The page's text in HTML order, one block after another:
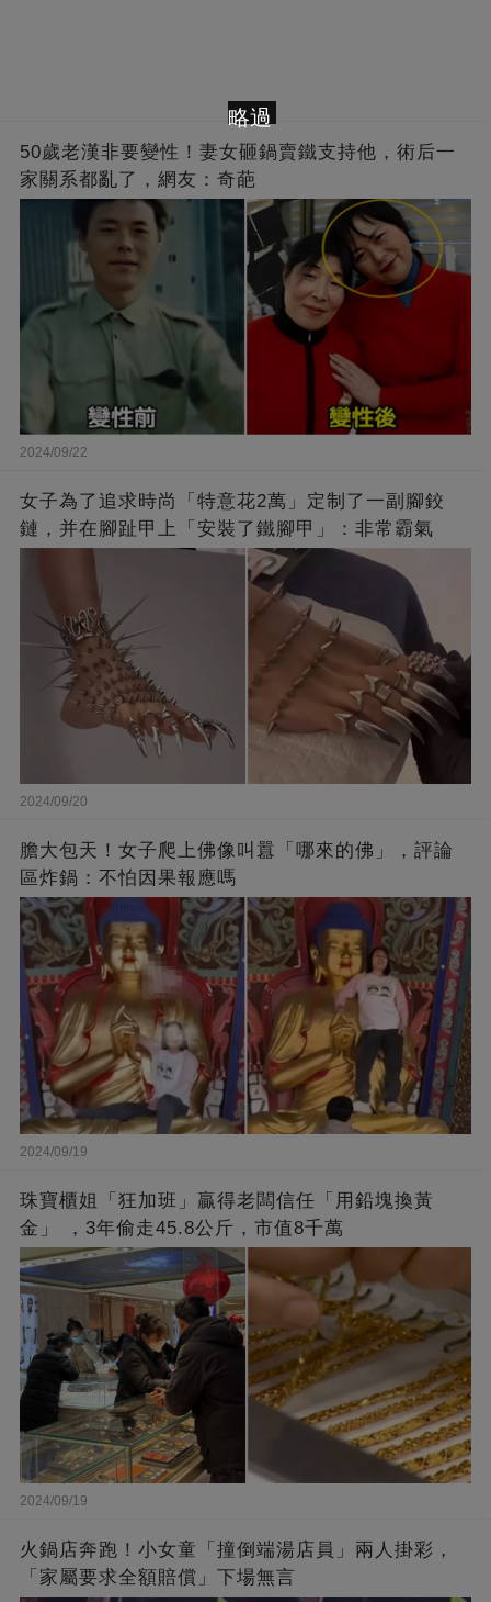
50歲老漢非要變性！妻女砸鍋賣鐵支持他，術后一
家關系都亂了，網友：奇葩
2024/09/22
女子為了追求時尚「特意花2萬」定制了一副腳鉸
鏈，并在腳趾甲上「安裝了鐵腳甲」：非常霸氣
2024/09/20
膽大包天！女子爬上佛像叫囂「哪來的佛」，評論
區炸鍋：不怕因果報應嗎
2024/09/19
珠寶櫃姐「狂加班」贏得老闆信任「用鉛塊換黃
金」 ，3年偷走45.8公斤，市值8千萬
2024/09/19
火鍋店奔跑！小女童「撞倒端湯店員」兩人掛彩，
「家屬要求全額賠償」下場無言
略過